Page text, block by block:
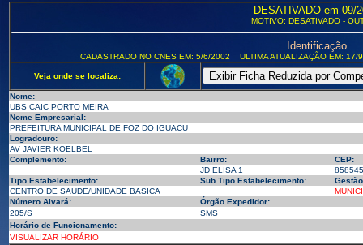
DESATIVADO em 09/
MOTIVO: DESATIVADO -
Identificação
CADASTRADO NO CNES EM: 5/6/2002 ULTIMA ATUALIZAÇÃO EM:
Veja onde se localiza:
Nome:
UBS CAIC PORTO MEIRA
Nome Empresarial:
PREFEITURA MUNICIPAL DE FOZ DO IGUACU
Logradouro:
AV JAVIER KOELBEL
Complemento:
Bairro:
CEP:
JD ELISA 1
Tipo Estabelecimento:
Sub Tipo Estabelecimento:
CENTRO DE SAUDE/UNIDADE BASICA
Número Alvará:
Órgão Expedidor:
205/S
SMS
Horário de Funcionamento:
VISUALIZAR HORÁRIO